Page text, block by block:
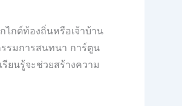
ไกด์ท้องถิ่นหรือเจ้าบ้าน
รรมการสนทนา การ์ตูน
ยนรู้จะช่วยสร้างความ